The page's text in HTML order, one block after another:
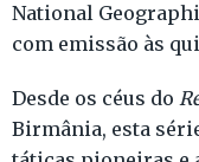
National
com emissão às
Desde os céus do
Birmânia, esta